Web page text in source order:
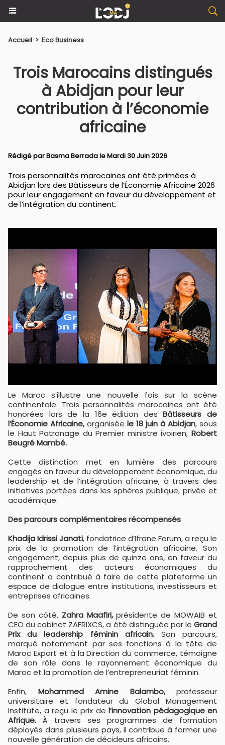
Accueil > Eco Business
Trois Marocains distingués
à Abidjan pour leur
contribution à l’économie
africaine
Rédigé parBasma Berradale Mardi 30 Juin 2026
Trois personnalités marocaines ont été primées à
Abidjan lors des Bâtisseurs de l’Économie Africaine 2026
pour leur engagement en faveur du développement et
de l’intégration du continent.
Le Maroc s’illustre une nouvelle fois sur la scène
continentale. Trois personnalités marocaines ont été
honorées lors de la 16e édition desBâtisseurs de
l’Économie Africaine,organisée le 18 juin à Abidjan, sous
le Haut Patronage du Premier ministre ivoirien, Robert
Beugré Mambé.
Cette distinction met en lumière des parcours
engagés en faveur du développement économique, du
leadership et de l’intégration africaine, à travers des
initiatives portées dans les sphères publique, privée et
académique.
Des parcours complémentaires récompensés
Khadija Idrissi Janati, fondatrice d’Ifrane Forum, a reçu le
prix de la promotion de l’intégration africaine. Son
engagement, depuis plus de quinze ans, en faveur du
rapprochement des acteurs économiques du
continent a contribué à faire de cette plateforme un
espace de dialogue entre institutions, investisseurs et
entreprises africaines.
De son côté, Zahra Maafiri,présidente de MOWAIB et
CEO du cabinet ZAFRIXCS, a été distinguée par le Grand
Prix du leadership féminin africain.Son parcours,
marqué notamment par ses fonctions à la tête de
Maroc Export et à la Direction du commerce, témoigne
de son rôle dans le rayonnement économique du
Maroc et la promotion de l’entrepreneuriat féminin.
Enfin, Mohammed Amine Balambo, professeur
universitaire et fondateur du Global Management
Institute, a reçu le prix de l’innovation pédagogique en
Afrique. À travers ses programmes de formation
déployés dans plusieurs pays, il contribue à former une
nouvelle génération de décideurs africains.